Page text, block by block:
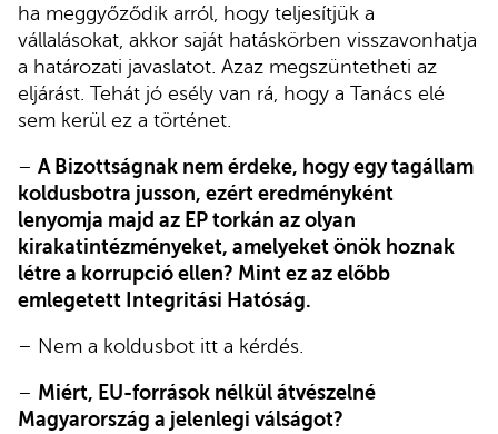
ha meggyőződik arról, hogy teljesítjük a
vállalásokat, akkor saját hatáskörben visszavonhatja
a határozati javaslatot. Azaz megszüntetheti az
eljárást. Tehát jó esély van rá, hogy a Tanács elé
sem kerül ez a történet.
– A Bizottságnak nem érdeke, hogy egy tagállam
koldusbotra jusson, ezért eredményként
lenyomja majd az EP torkán az olyan
kirakatintézményeket, amelyeket önök hoznak
létre a korrupció ellen? Mint ez az előbb
emlegetett Integritási Hatóság.
– Nem a koldusbot itt a kérdés.
– Miért, EU-források nélkül átvészelné
Magyarország a jelenlegi válságot?